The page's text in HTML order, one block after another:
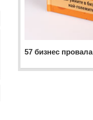
57 бизнес провала